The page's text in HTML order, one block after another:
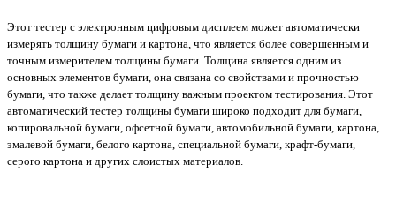
Этот тестер с электронным цифровым дисплеем может автоматически
измерять толщину бумаги и картона, что является более совершенным и
точным измерителем толщины бумаги. Толщина является одним из
основных элементов бумаги, она связана со свойствами и прочностью
бумаги, что также делает толщину важным проектом тестирования. Этот
автоматический тестер толщины бумаги широко подходит для бумаги,
копировальной бумаги, офсетной бумаги, автомобильной бумаги, картона,
эмалевой бумаги, белого картона, специальной бумаги, крафт-бумаги,
серого картона и других слоистых материалов.